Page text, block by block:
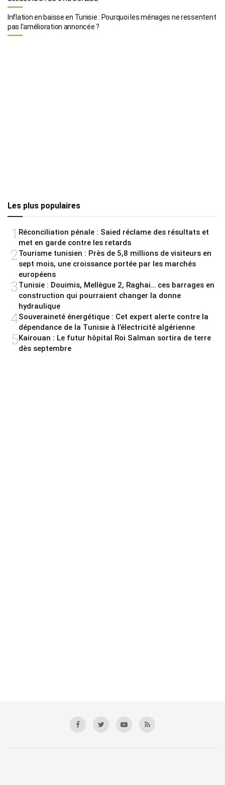
Inflation en baisse en Tunisie : Pourquoi les ménages ne ressentent
pas l’amélioration annoncée ?
Les plus populaires
1 Réconciliation pénale : Saied réclame des résultats et
met en garde contre les retards
2Tourisme tunisien : Près de 5,8 millions de visiteurs en
sept mois, une croissance portée par les marchés
européens
3Tunisie : Douimis, Mellègue 2, Raghai… ces barrages en
construction qui pourraient changer la donne
hydraulique
4Souveraineté énergétique : Cet expert alerte contre la
dépendance de la Tunisie à l’électricité algérienne
5Kairouan : Le futur hôpital Roi Salman sortira de terre
dès septembre